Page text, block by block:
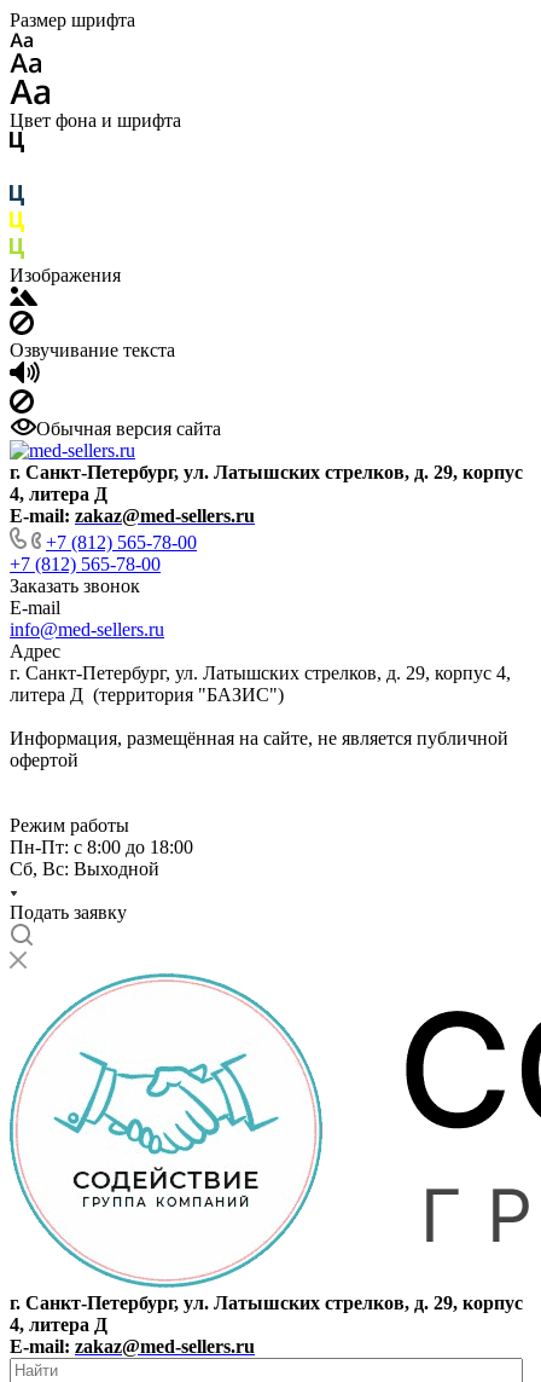
Размер шрифта
Цвет фона и шрифта
Изображения
Озвучивание текста
Обычная версия сайта
г. Санкт-Петербург, ул. Латышских стрелков, д. 29, корпус
4, литера Д
E-mail: zakaz@med-sellers.ru
+7 (812) 565-78-00
+7 (812) 565-78-00
Заказать звонок
E-mail
info@med-sellers.ru
Адрес
г. Санкт-Петербург, ул. Латышских стрелков, д. 29, корпус 4,
литера Д (территория "БАЗИС")
Информация, размещённая на сайте, не является публичной
офертой
Режим работы
Пн-Пт: с 8:00 до 18:00
Сб, Вс: Выходной
Подать заявку
г. Санкт-Петербург, ул. Латышских стрелков, д. 29, корпус
4, литера Д
E-mail: zakaz@med-sellers.ru